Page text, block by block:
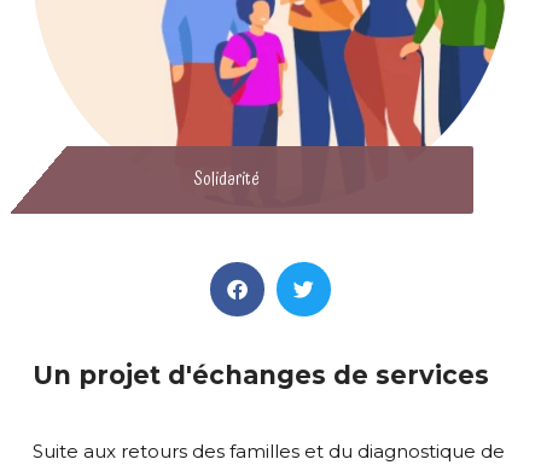
Solidarité
Un projet d'échanges de services
Suite aux retours des familles et du diagnostique de